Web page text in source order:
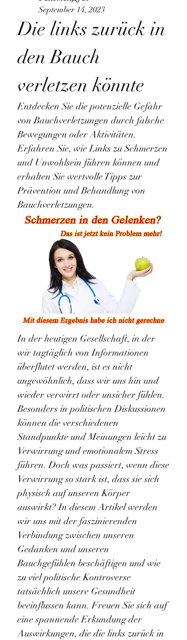
September 14, 2023
Die links zurück in
den Bauch
verletzen könnte
Entdecken Sie die potenzielle Gefahr
von Bauchverletzungen durch falsche
Bewegungen oder Aktivitäten.
Erfahren Sie, wie Links zu Schmerzen
und Unwohlsein führen können und
erhalten Sie wertvolle Tipps zur
Prävention und Behandlung von
Bauchverletzungen.
In der heutigen Gesellschaft, in der
wir tagtäglich von Informationen
überflutet werden, ist es nicht
ungewöhnlich, dass wir uns hin und
wieder verwirrt oder unsicher fühlen.
Besonders in politischen Diskussionen
können die verschiedenen
Standpunkte und Meinungen leicht zu
Verwirrung und emotionalem Stress
führen. Doch was passiert, wenn diese
Verwirrung so stark ist, dass sie sich
physisch auf unseren Körper
auswirkt? In diesem Artikel werden
wir uns mit der faszinierenden
Verbindung zwischen unseren
Gedanken und unseren
Bauchgefühlen beschäftigen und wie
zu viel politische Kontroverse
tatsächlich unsere Gesundheit
beeinflussen kann. Freuen Sie sich auf
eine spannende Erkundung der
Auswirkungen, die die links zurück in